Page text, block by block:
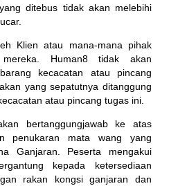
ditebus tidak akan melebihi
Klien atau mana-mana pihak
Human8 tidak akan
kecacatan atau pincang
yang sepatutnya ditanggung
atau pincang tugas ini.
bertanggungjawab ke atas
penukaran mata wang yang
Ganjaran. Peserta mengakui
kepada ketersediaan
rakan kongsi ganjaran dan